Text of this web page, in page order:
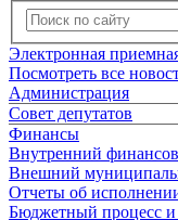
Электронная
Посмотреть все
Администрация
Совет депутатов
Финансы
Внутренний
Внешний
Отчеты об
Бюджетный процесс